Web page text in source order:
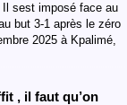
sest imposé face au
but 3-1 après le zéro
2025 à Kpalimé,
, il faut qu’on